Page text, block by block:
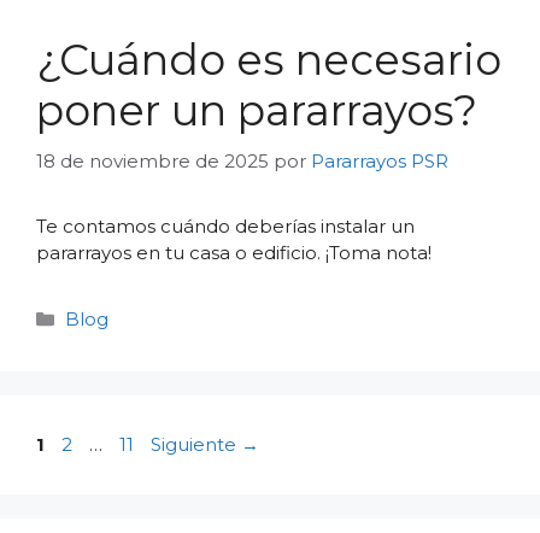
¿Cuándo es necesario
poner un pararrayos?
18 de noviembre de 2025 por Pararrayos PSR
Te contamos cuándo deberías instalar un
pararrayos en tu casa o edificio. ¡Toma nota!
Categorías
Blog
Página
1 Página
2 … Página
11 Siguiente →